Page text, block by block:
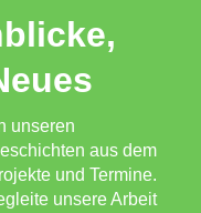
unseren
aus dem
und Termine.
unsere Arbeit